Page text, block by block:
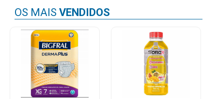
Suplemento
Higiene
OS MAIS VENDIDOS